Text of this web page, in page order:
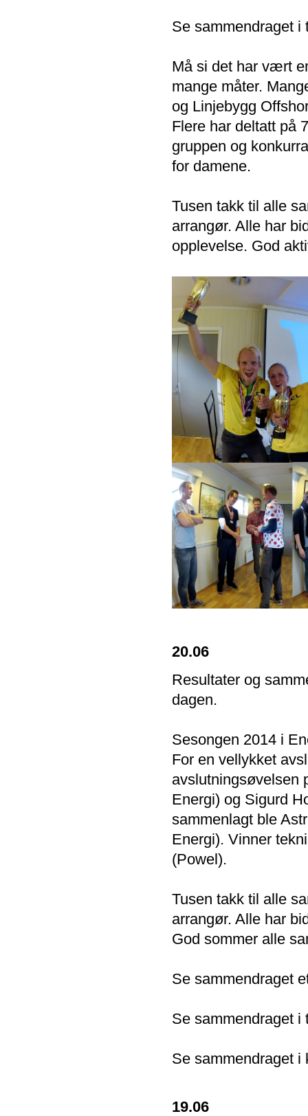
Se sammendraget
Må si det har vært
mange måter.
og Linjebygg
Flere har deltatt på
gruppen og
for damene.
Tusen takk til alle
arrangør. Alle har
opplevelse. God
20.06
Resultater og
dagen.
Sesongen 2014 i
For en vellykket
avslutningsøvelsen
Energi) og Sigurd
sammenlagt ble
Energi). Vinner
(Powel).
Tusen takk til alle
arrangør. Alle har
God sommer alle
Se sammendraget
Se sammendraget
Se sammendraget
19.06